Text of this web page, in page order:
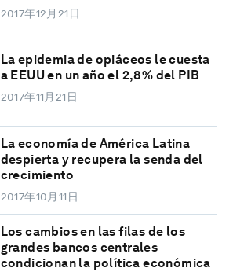
2017年12月21日
La epidemia de opiáceos le cuesta
a EEUU en un año el 2,8% del PIB
2017年11月21日
La economía de América Latina
despierta y recupera la senda del
crecimiento
2017年10月11日
Los cambios en las filas de los
grandes bancos centrales
condicionan la política económica